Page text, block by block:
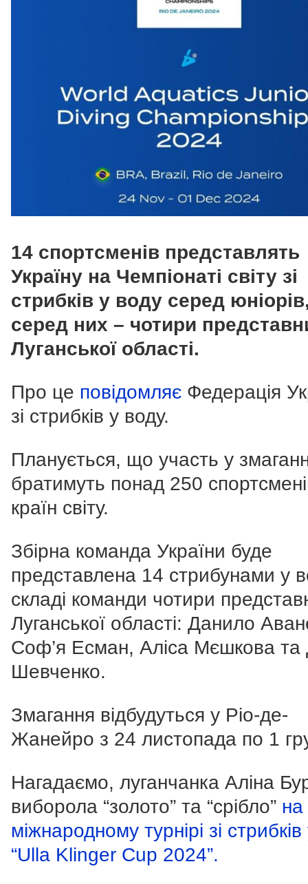
14 спортсменів представлять
Україну на Чемпіонаті світу зі
стрибків у воду серед
серед них – чотири
Луганської області.
Про це повідомляє Федерація
зі стрибків у воду.
Планується, що участь у
братимуть понад 250
країн світу.
Збірна команда України буде
представлена 14 стрибунами у
складі команди чотири
Луганської області: Данило
Соф’я Есман, Аліса Мєшкова та
Шевченко.
Змагання відбудуться у Ріо-де-
Жанейро з 24 листопада по 1
Нагадаємо, луганчанка Аліна
виборола “золото” та “срібло” на
міжнародному турнірі зі
“Ulla Klinger Cup 2024”.